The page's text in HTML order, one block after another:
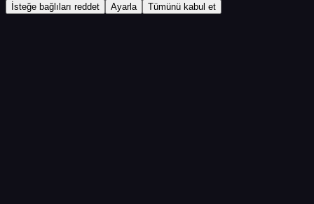
İsteğe bağlıları reddet Ayarla Tümünü kabul et